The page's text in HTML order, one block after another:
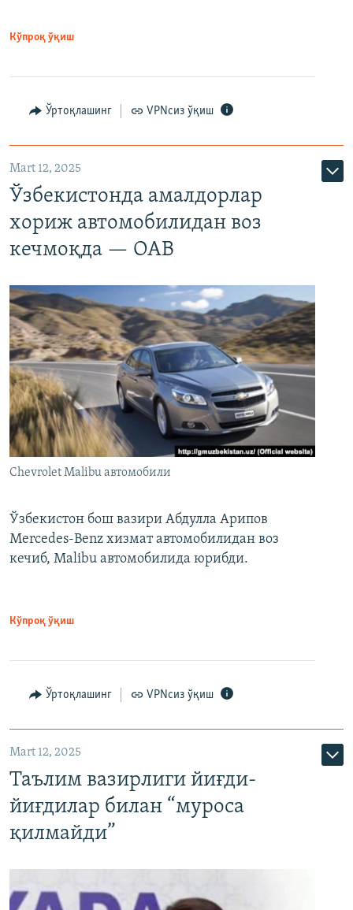
Кўпроқ ўқиш
Ўртоқлашинг VPNсиз ўқиш
Mart 12, 2025
Ўзбекистонда амалдорлар
хориж автомобилидан воз
кечмоқда — ОАВ
Chevrolet Malibu автомобили
Ўзбекистон бош вазири Абдулла Арипов
Mercedes-Benz хизмат автомобилидан воз
кечиб, Malibu автомобилида юрибди.
Кўпроқ ўқиш
Ўртоқлашинг VPNсиз ўқиш
Mart 12, 2025
Таълим вазирлиги йиғди-
йиғдилар билан “муроса
қилмайди”